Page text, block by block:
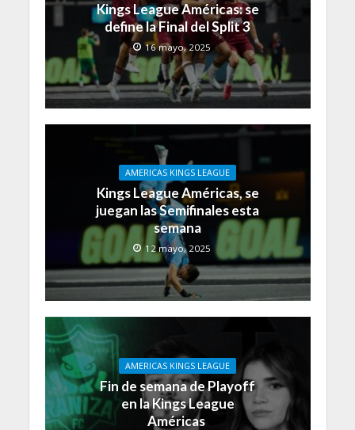
Kings League Américas: se
define la Final del Split 3
16 mayo, 2025
AMERICAS KINGS LEAGUE
Kings League Américas, se
juegan las Semifinales esta
semana
12 mayo, 2025
AMERICAS KINGS LEAGUE
Fin de semana de Playoff
en la Kings League
Américas